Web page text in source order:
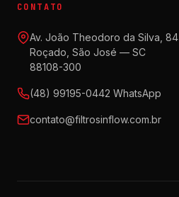
CONTATO
Av. João Theodoro da Silva, 84
Roçado, São José — SC
88108-300
(48) 99195-0442 WhatsApp
contato@filtrosinflow.com.br